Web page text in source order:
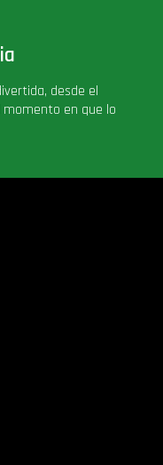
desde el
en que lo